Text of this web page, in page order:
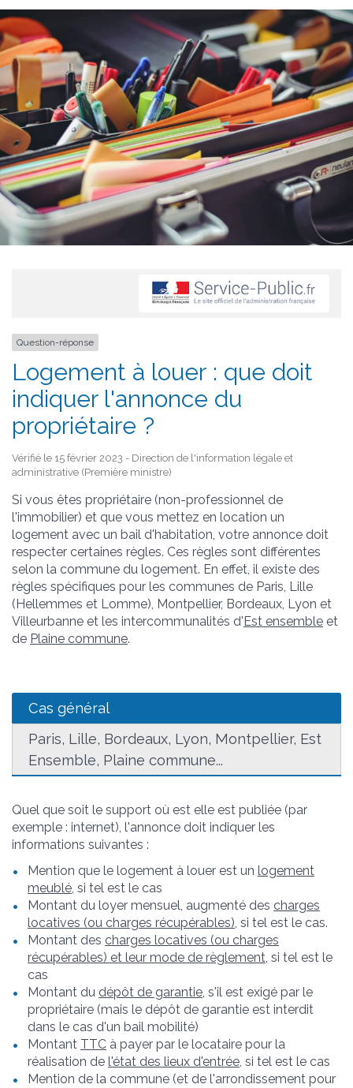
Question-réponse
Logement à louer : que doit
indiquer l'annonce du
propriétaire ?
Vérifié le 15 février 2023 - Direction de l'information légale et
administrative (Première ministre)
Si vous êtes propriétaire (non-professionnel de
l'immobilier) et que vous mettez en location un
logement avec un bail d'habitation, votre annonce doit
respecter certaines règles. Ces règles sont différentes
selon la commune du logement. En effet, il existe des
règles spécifiques pour les communes de Paris, Lille
(Hellemmes et Lomme), Montpellier, Bordeaux, Lyon et
Villeurbanne et les intercommunalités d'Est ensemble et
de Plaine commune.
Cas général
Paris, Lille, Bordeaux, Lyon, Montpellier, Est
Ensemble, Plaine commune...
Quel que soit le support où est elle est publiée (par
exemple : internet), l'annonce doit indiquer les
informations suivantes :
Mention que le logement à louer est un logement
meublé, si tel est le cas
Montant du loyer mensuel, augmenté des charges
locatives (ou charges récupérables), si tel est le cas.
Montant des charges locatives (ou charges
récupérables) et leur mode de règlement, si tel est le
cas
Montant du dépôt de garantie, s'il est exigé par le
propriétaire (mais le dépôt de garantie est interdit
dans le cas d'un bail mobilité)
Montant TTC à payer par le locataire pour la
réalisation de l'état des lieux d'entrée, si tel est le cas
Mention de la commune (et de l'arrondissement pour